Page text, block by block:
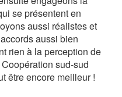
se présentent en
aussi réalistes et
aussi bien
rien à la perception de
sud-sud
être encore meilleur !